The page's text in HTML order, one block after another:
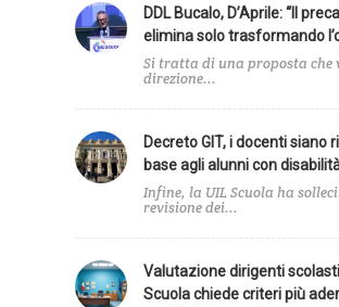
DDL Bucalo, D’Aprile: “Il
elimina solo trasformando
Si tratta di una proposta che
direzione...
Decreto GIT, i docenti siano
base agli alunni con
Infine, la UIL Scuola ha
revisione dei...
Valutazione dirigenti
Scuola chiede criteri più